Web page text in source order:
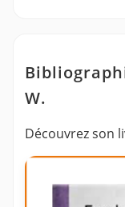
W.
Découvrez son